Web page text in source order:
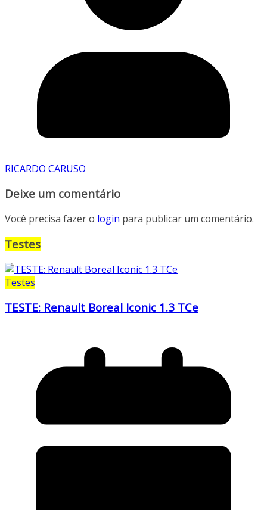
RICARDO CARUSO
Deixe um comentário
Você precisa fazer o login para publicar um comentário.
Testes
Testes
TESTE: Renault Boreal Iconic 1.3 TCe